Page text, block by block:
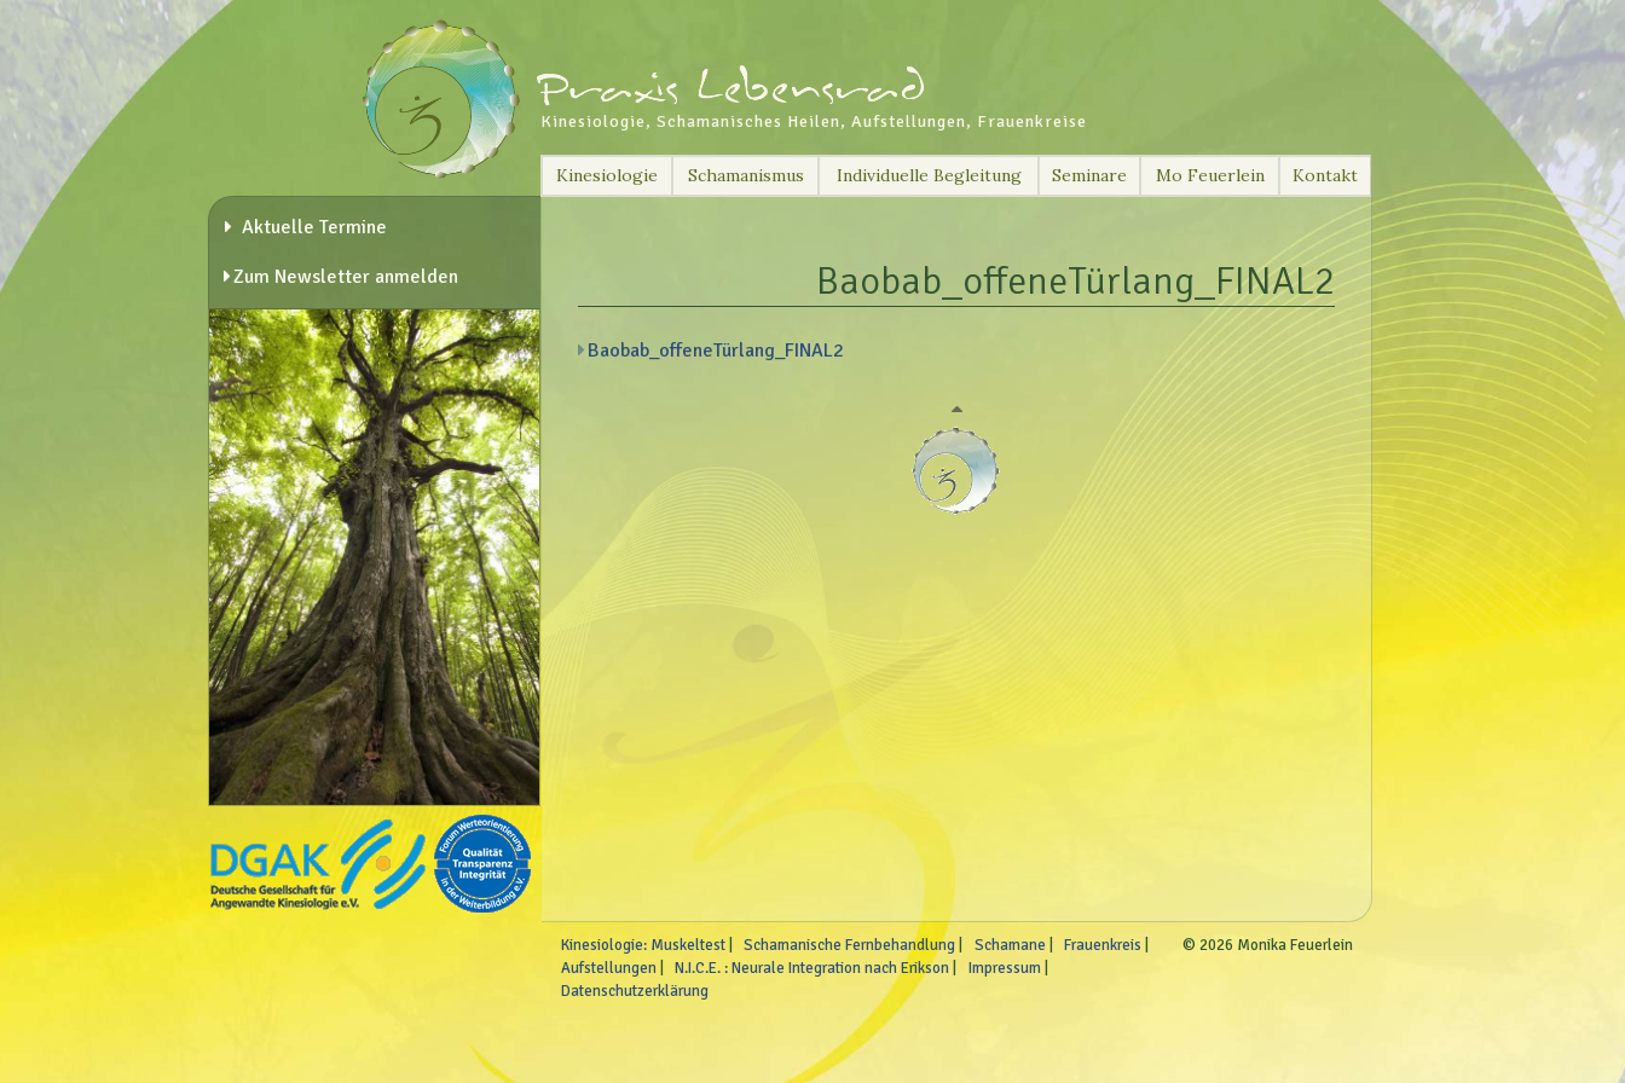
Kinesiologie, Schamanisches Heilen, Aufstellungen, Frauenkreise
Skip
to
Kinesiologie Schamanismus Individuelle Begleitung Seminare Mo Feuerlein Kontakt
Baobab_offeneTürlang_FINAL2
Baobab_offeneTürlang_FINAL2
Aktuelle Termine
Zum Newsletter anmelden
Kinesiologie: Muskeltest Schamanische Fernbehandlung Schamane
Frauenkreis
Aufstellungen
N.I.C.E. : Neurale Integration nach Erikson
Impressum
Datenschutzerklärung
© 2026 Monika Feuerlein